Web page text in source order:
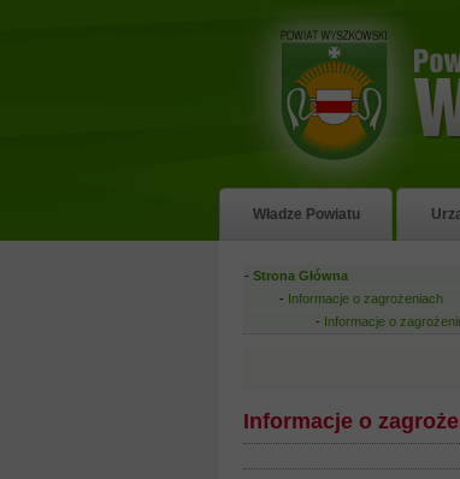
Władze Powiatu
- Strona Główna
- Informacje o zagrożeniach
- Informacje o
Informacje o